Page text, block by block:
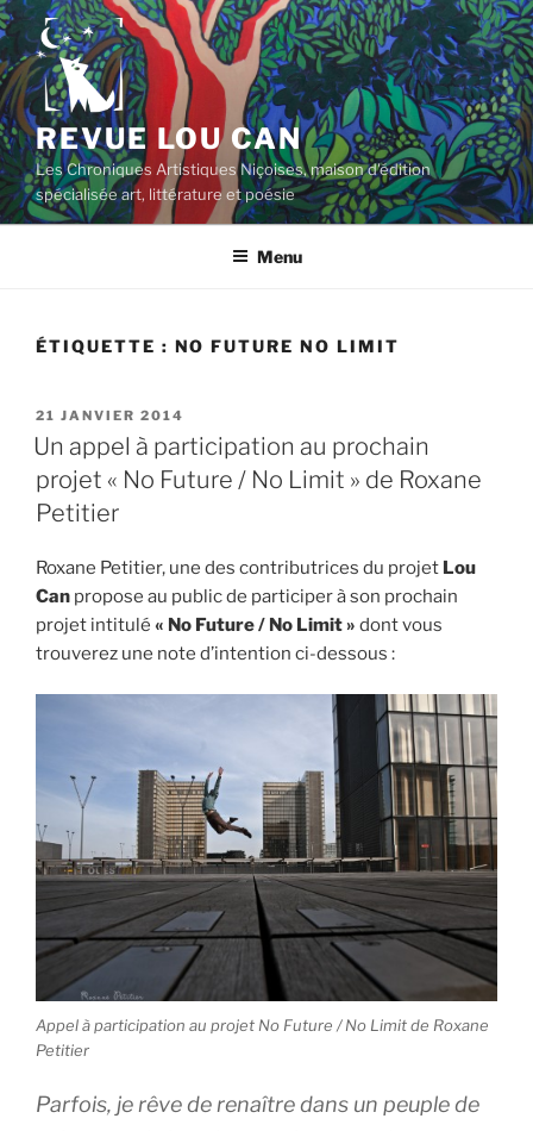
Aller
au
contenu
principal
REVUE LOU CAN
Les Chroniques Artistiques Niçoises, maison d'édition
spécialisée art, littérature et poésie
Menu
ÉTIQUETTE : NO FUTURE NO LIMIT
PUBLIÉ
LE
21 JANVIER 2014
Un appel à participation au prochain
projet « No Future / No Limit » de Roxane
Petitier
Roxane Petitier, une des contributrices du projet Lou
Can propose au public de participer à son prochain
projet intitulé « No Future / No Limit » dont vous
trouverez une note d’intention ci-dessous :
Appel à participation au projet No Future / No Limit de Roxane
Petitier
Parfois, je rêve de renaître dans un peuple de